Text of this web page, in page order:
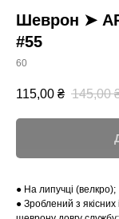
Шеврон ➤
#55
60
115,00 ₴ 145,00
● На липучці (велкро);
● Зроблений з